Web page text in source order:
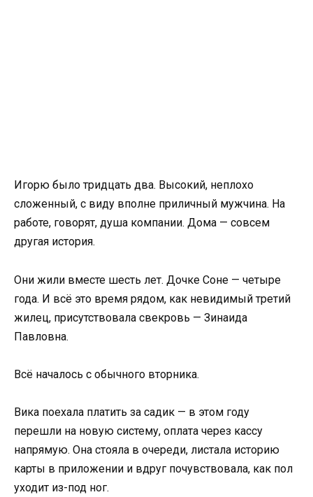
Игорю было тридцать два. Высокий, неплохо
сложенный, с виду вполне приличный мужчина. На
работе, говорят, душа компании. Дома — совсем
другая история.
Они жили вместе шесть лет. Дочке Соне — четыре
года. И всё это время рядом, как невидимый третий
жилец, присутствовала свекровь — Зинаида
Павловна.
Всё началось с обычного вторника.
Вика поехала платить за садик — в этом году
перешли на новую систему, оплата через кассу
напрямую. Она стояла в очереди, листала историю
карты в приложении и вдруг почувствовала, как пол
уходит из-под ног.